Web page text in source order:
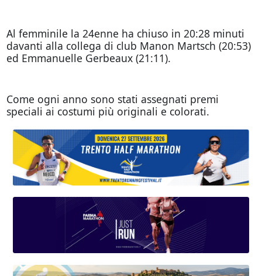
Al femminile la 24enne ha chiuso in 20:28 minuti
davanti alla collega di club Manon Martsch (20:53)
ed Emmanuelle Gerbeaux (21:11).
Come ogni anno sono stati assegnati premi
speciali ai costumi più originali e colorati.